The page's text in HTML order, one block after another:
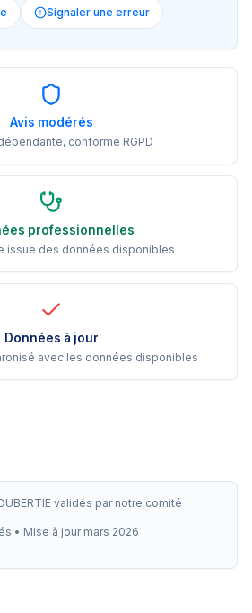
Signaler une erreur
Avis modérés
conforme RGPD
professionnelles
issue des données disponibles
Données à jour
avec les données disponibles
validés par notre comité
• Mise à jour mars 2026